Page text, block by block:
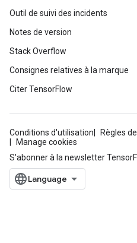
Outil de suivi des incidents
Notes de version
Stack Overflow
Consignes relatives à la marque
Citer TensorFlow
Conditions d'utilisation
Règles
Manage cookies
S'abonner à la newsletter